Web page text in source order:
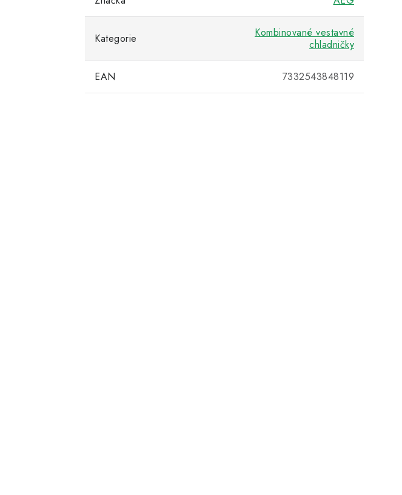
Kategorie
Kombinované vestavné
chladničky
EAN 7332543848119